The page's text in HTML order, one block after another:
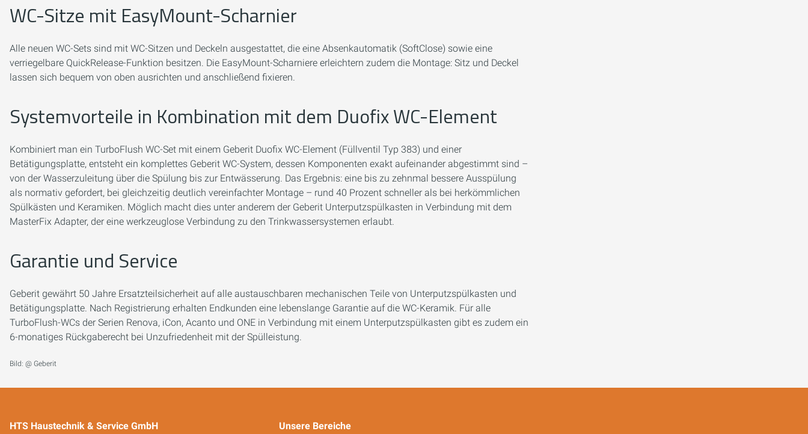
WC-Sitze mit EasyMount-Scharnier
Alle neuen WC-Sets sind mit WC-Sitzen und Deckeln ausgestattet, die eine Absenkautomatik (SoftClose) sowie eine
verriegelbare QuickRelease-Funktion besitzen. Die EasyMount-Scharniere erleichtern zudem die Montage: Sitz und Deckel
lassen sich bequem von oben ausrichten und anschließend fixieren.
Systemvorteile in Kombination mit dem Duofix WC-Element
Kombiniert man ein TurboFlush WC-Set mit einem Geberit Duofix WC-Element (Füllventil Typ 383) und einer
Betätigungsplatte, entsteht ein komplettes Geberit WC-System, dessen Komponenten exakt aufeinander abgestimmt sind –
von der Wasserzuleitung über die Spülung bis zur Entwässerung. Das Ergebnis: eine bis zu zehnmal bessere Ausspülung
als normativ gefordert, bei gleichzeitig deutlich vereinfachter Montage – rund 40 Prozent schneller als bei herkömmlichen
Spülkästen und Keramiken. Möglich macht dies unter anderem der Geberit Unterputzspülkasten in Verbindung mit dem
MasterFix Adapter, der eine werkzeuglose Verbindung zu den Trinkwassersystemen erlaubt.
Garantie und Service
Geberit gewährt 50 Jahre Ersatzteilsicherheit auf alle austauschbaren mechanischen Teile von Unterputzspülkasten und
Betätigungsplatte. Nach Registrierung erhalten Endkunden eine lebenslange Garantie auf die WC-Keramik. Für alle
TurboFlush-WCs der Serien Renova, iCon, Acanto und ONE in Verbindung mit einem Unterputzspülkasten gibt es zudem ein
6-monatiges Rückgaberecht bei Unzufriedenheit mit der Spülleistung.
Bild: @ Geberit
HTS Haustechnik & Service GmbH
Unsere Bereiche